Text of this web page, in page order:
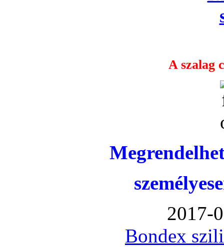
A szalag
2017-
Bondex